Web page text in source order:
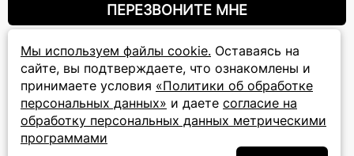
Мы используем файлы cookie. Оставаясь на
сайте, вы подтверждаете, что ознакомлены и
принимаете условия «Политики об обработке
персональных данных» и даете согласие на
обработку персональных данных метрическими
программами
ПЕРЕЗВОНИТЕ МНЕ
8 (800) 777-72-69
прием звонков: круглосуточно
ПОДПИСКА НА РАССЫЛКУ
Подписаться на новости